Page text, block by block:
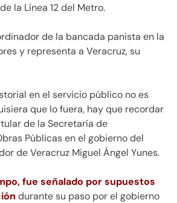
la Línea 12 del Metro.
de la bancada panista en la
y representa a Veracruz, su
en el servicio público no es
que lo fuera, hay que recordar
de la Secretaría de
Públicas en el gobierno del
de Veracruz Miguel Ángel Yunes.
fue señalado por supuestos
durante su paso por el gobierno